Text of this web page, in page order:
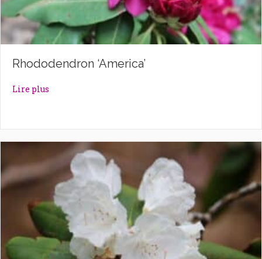
Rhododendron ‘America’
Lire plus